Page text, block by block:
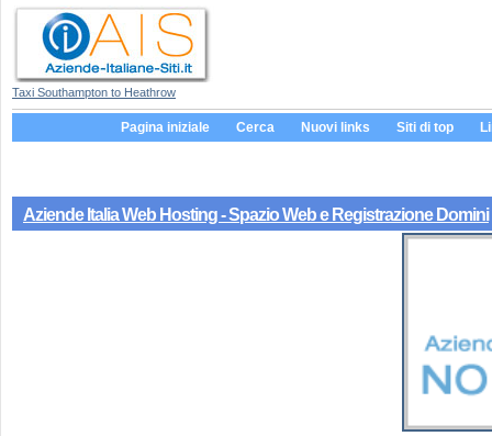
Taxi Southampton to Heathrow
Pagina iniziale Cerca Nuovi links Siti di top
Aziende Italia Web Hosting - Spazio Web e Registrazione Domini